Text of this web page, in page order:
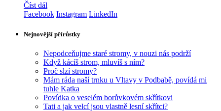
Číst dál
Facebook Instagram LinkedIn
Nejnovější přírůstky
Nepodceňujme staré stromy, v nouzi nás podrží
Když kácíš strom, mluvíš s ním?
Proč slzí stromy?
Mám ráda naší trnku u Vltavy v Podbabě, povídá mi
tuhle Katka
Povídka o veselém borůvkovém skřítkovi
Tati a jak velcí jsou vlastně lesní skřítci?